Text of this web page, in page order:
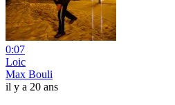
0:07
Loic
Max Bouli
il y a 20 ans